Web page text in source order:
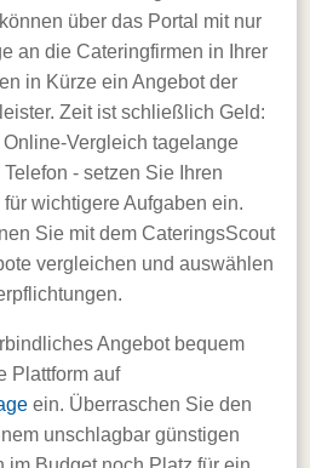
über das Portal mit nur
an die Cateringfirmen in Ihrer
in Kürze ein Angebot der
Zeit ist schließlich Geld:
Vergleich tagelange
- setzen Sie Ihren
wichtigere Aufgaben ein.
Sie mit dem CateringsScout
vergleichen und auswählen
Angebot bequem
Plattform auf
ein. Überraschen Sie den
unschlagbar günstigen